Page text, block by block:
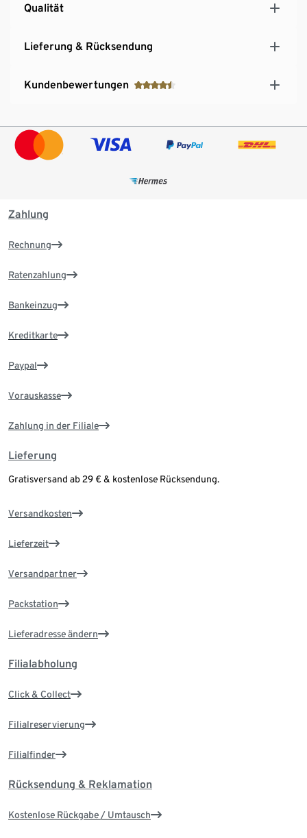
Qualität
Lieferung & Rücksendung
Kundenbewertungen
Zahlung
Rechnung
Ratenzahlung
Bankeinzug
Kreditkarte
Paypal
Vorauskasse
Zahlung in der Filiale
Lieferung
Gratisversand ab 29 € & kostenlose Rücksendung.
Versandkosten
Lieferzeit
Versandpartner
Packstation
Lieferadresse ändern
Filialabholung
Click & Collect
Filialreservierung
Filialfinder
Rücksendung & Reklamation
Kostenlose Rückgabe / Umtausch